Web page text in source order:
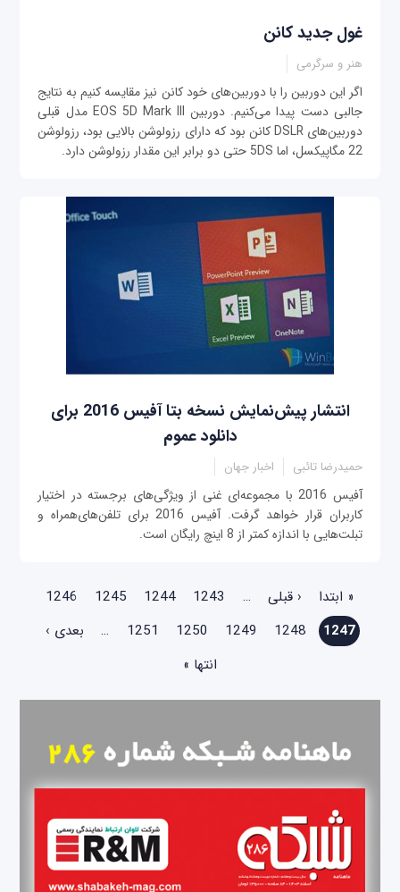
غول جدید کانن
هنر و سرگرمی
اگر این دوربین را با دوربین‌های خود کانن نیز مقایسه کنیم به نتایج
جالبی دست پیدا می‌کنیم. دوربین EOS 5D Mark III مدل قبلی
دوربین‌های DSLR کانن بود که دارای رزولوشن بالایی بود، رزولوشن
22 مگاپیکسل، اما 5DS حتی دو برابر این مقدار رزولوشن دارد.
انتشار پیش‌نمایش نسخه بتا آفیس 2016 برای
دانلود عموم
حمیدرضا تائبی اخبار جهان
آفیس 2016 با مجموعه‌ای غنی از ویژگی‌های برجسته در اختیار
کاربران قرار خواهد گرفت. آفیس 2016 برای تلفن‌های‌همراه و
تبلت‌هایی با اندازه کمتر از 8 اینچ رایگان است.
صفحه‌ها
« ابتدا ‹ قبلی …
1243
1244
1245
1246
1247
1248
1249
1250
1251
…
بعدی ›
انتها »